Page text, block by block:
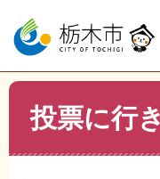
ー
の
先
ニ
ー
を
トップページ >分類で
投票に行